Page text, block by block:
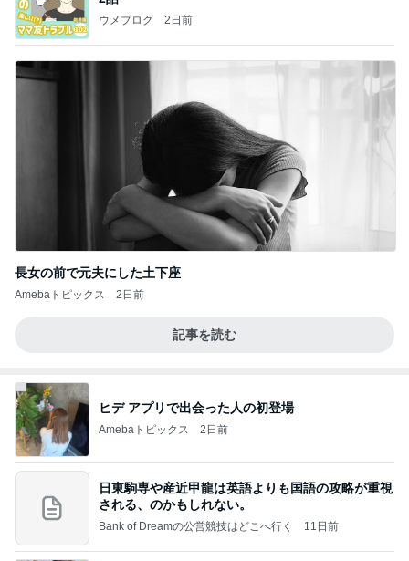
ウメブログ 2日前
長女の前で元夫にした土下座
Amebaトピックス 2日前
記事を読む
ヒデ アプリで出会った人の初登場
Amebaトピックス 2日前
日東駒専や産近甲龍は英語よりも国語の攻略が重視
される、のかもしれない。
Bank of Dreamの公営競技はどこへ行く 11日前